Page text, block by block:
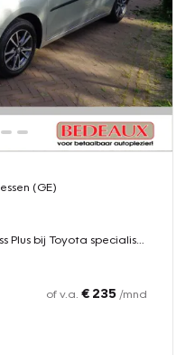
(GE)
of v.a. € 235 /mnd